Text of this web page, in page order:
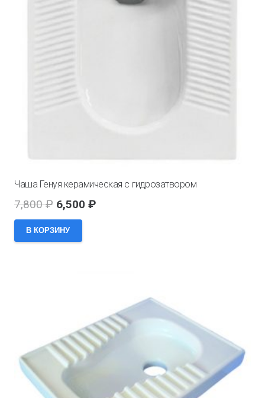
Чаша Генуя керамическая с гидрозатвором
7,800₽ Первоначальная
цена
составляла
6,500 ₽
В КОРЗИНУ